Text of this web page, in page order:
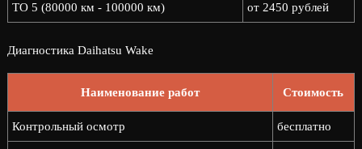
ТО 5 (80000 км - 100000 км) от 2450 рублей
Диагностика Daihatsu Wake
Наименование работ Стоимость
Контрольный осмотр бесплатно